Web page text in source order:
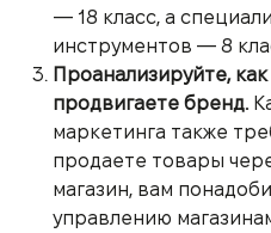
— 18 класс, а
инструментов — 8
Проанализируйте,
продвигаете бренд.
маркетинга также
продаете товары
магазин, вам
управлению